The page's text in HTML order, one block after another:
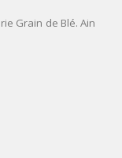
Grain de Blé. Ain